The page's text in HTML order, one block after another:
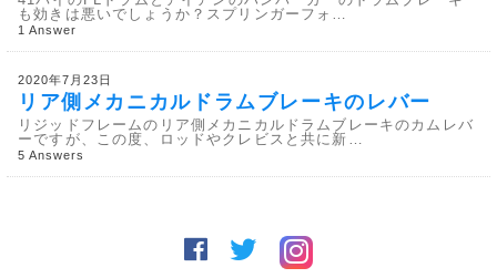
も効きは悪いでしょうか？スプリンガーフォ…
1 Answer
2020年7月23日
リア側メカニカルドラムブレーキのレバー
リジッドフレームのリア側メカニカルドラムブレーキのカムレバ
ーですが、この度、ロッドやクレビスと共に新…
5 Answers